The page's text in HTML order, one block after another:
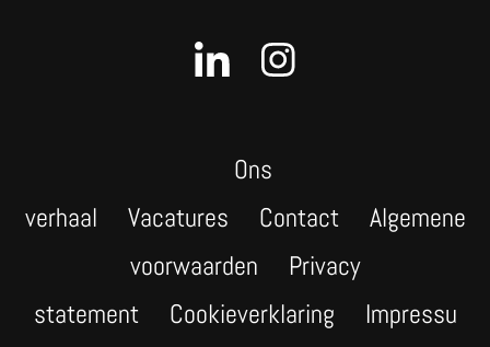
Ons
verhaal
Vacatures Contact
Algemene
voorwaarden
Privacy
statement
Cookieverklaring
Impressu